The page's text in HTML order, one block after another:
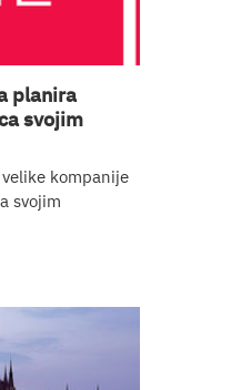
planira
svojim
kompanije
svojim